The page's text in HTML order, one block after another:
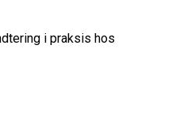
i praksis hos